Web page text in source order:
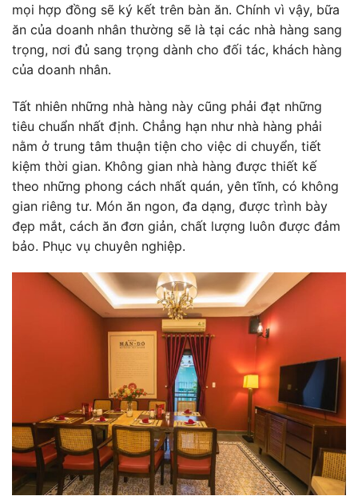
mọi hợp đồng sẽ ký kết trên bàn ăn. Chính vì vậy, bữa
ăn của doanh nhân thường sẽ là tại các nhà hàng sang
trọng, nơi đủ sang trọng dành cho đối tác, khách hàng
của doanh nhân.
Tất nhiên những nhà hàng này cũng phải đạt những
tiêu chuẩn nhất định. Chẳng hạn như nhà hàng phải
nằm ở trung tâm thuận tiện cho việc di chuyển, tiết
kiệm thời gian. Không gian nhà hàng được thiết kế
theo những phong cách nhất quán, yên tĩnh, có không
gian riêng tư. Món ăn ngon, đa dạng, được trình bày
đẹp mắt, cách ăn đơn giản, chất lượng luôn được đảm
bảo. Phục vụ chuyên nghiệp.